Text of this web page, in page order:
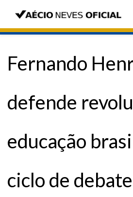
Fernando
defende
educação
ciclo de